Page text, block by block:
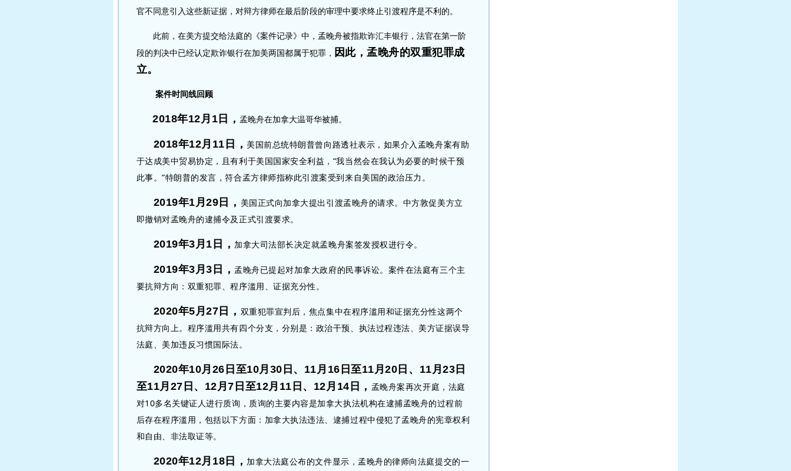
官不同意引入这些新证据，对辩方律师在最后阶段的审理中要求终止引渡程序是不利的。
此前，在美方提交给法庭的《案件记录》中，孟晚舟被指欺诈汇丰银行，法官在第一阶
段的判决中已经认定欺诈银行在加美两国都属于犯罪， 因此，孟晚舟的双重犯罪成
立。
案件时间线回顾
2018年12月1日，孟晚舟在加拿大温哥华被捕。
2018年12月11日， 美国前总统特朗普曾向路透社表示，如果介入孟晚舟案有助
于达成美中贸易协定，且有利于美国国家安全利益，“我当然会在我认为必要的时候干预
此事。”特朗普的发言，符合孟方律师指称此引渡案受到来自美国的政治压力。
2019年1月29日， 美国正式向加拿大提出引渡孟晚舟的请求。中方敦促美方立
即撤销对孟晚舟的逮捕令及正式引渡要求。
2019年3月1日， 加拿大司法部长决定就孟晚舟案签发授权进行令。
2019年3月3日，孟晚舟已提起对加拿大政府的民事诉讼。案件在法庭有三个主
要抗辩方向：双重犯罪、程序滥用、证据充分性。
2020年5月27日， 双重犯罪宣判后，焦点集中在程序滥用和证据充分性这两个
抗辩方向上。程序滥用共有四个分支，分别是：政治干预、执法过程违法、美方证据误导
法庭、美加违反习惯国际法。
2020年10月26日至10月30日、11月16日至11月20日、11月23日
至11月27日、12月7日至12月11日、12月14 日， 孟晚舟案再次开庭，法庭
对10多名关键证人进行质询，质询的主要内容是加拿大执法机构在逮捕孟晚舟的过程前
后存在程序滥用，包括以下方面：加拿大执法违法、逮捕过程中侵犯了孟晚舟的宪章权利
和自由、非法取证等。
2020年12月18日， 加拿大法庭公布的文件显示，孟晚舟的律师向法庭提交的一